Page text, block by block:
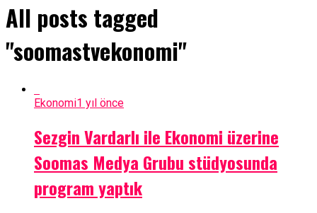
All posts tagged
"soomastvekonomi"
Ekonomi1 yıl önce
Sezgin Vardarlı ile Ekonomi üzerine
Soomas Medya Grubu stüdyosunda
program yaptık